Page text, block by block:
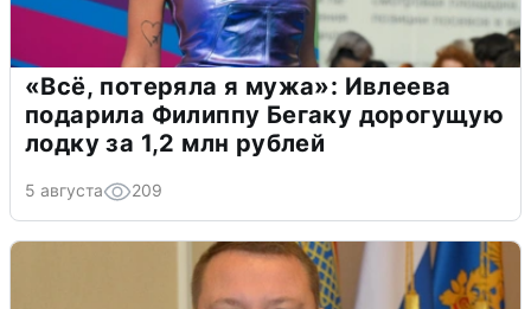
«Всё, потеряла я мужа»: Ивлеева
подарила Филиппу Бегаку дорогущую
лодку за 1,2 млн рублей
5 августа 209